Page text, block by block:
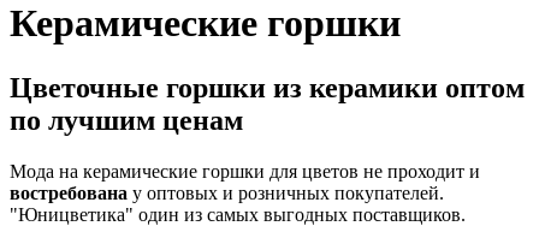
Керамические горшки
Цветочные горшки из керамики оптом
по лучшим ценам
Мода на керамические горшки для цветов не проходит и
востребована у оптовых и розничных покупателей.
"Юницветика" один из самых выгодных поставщиков.